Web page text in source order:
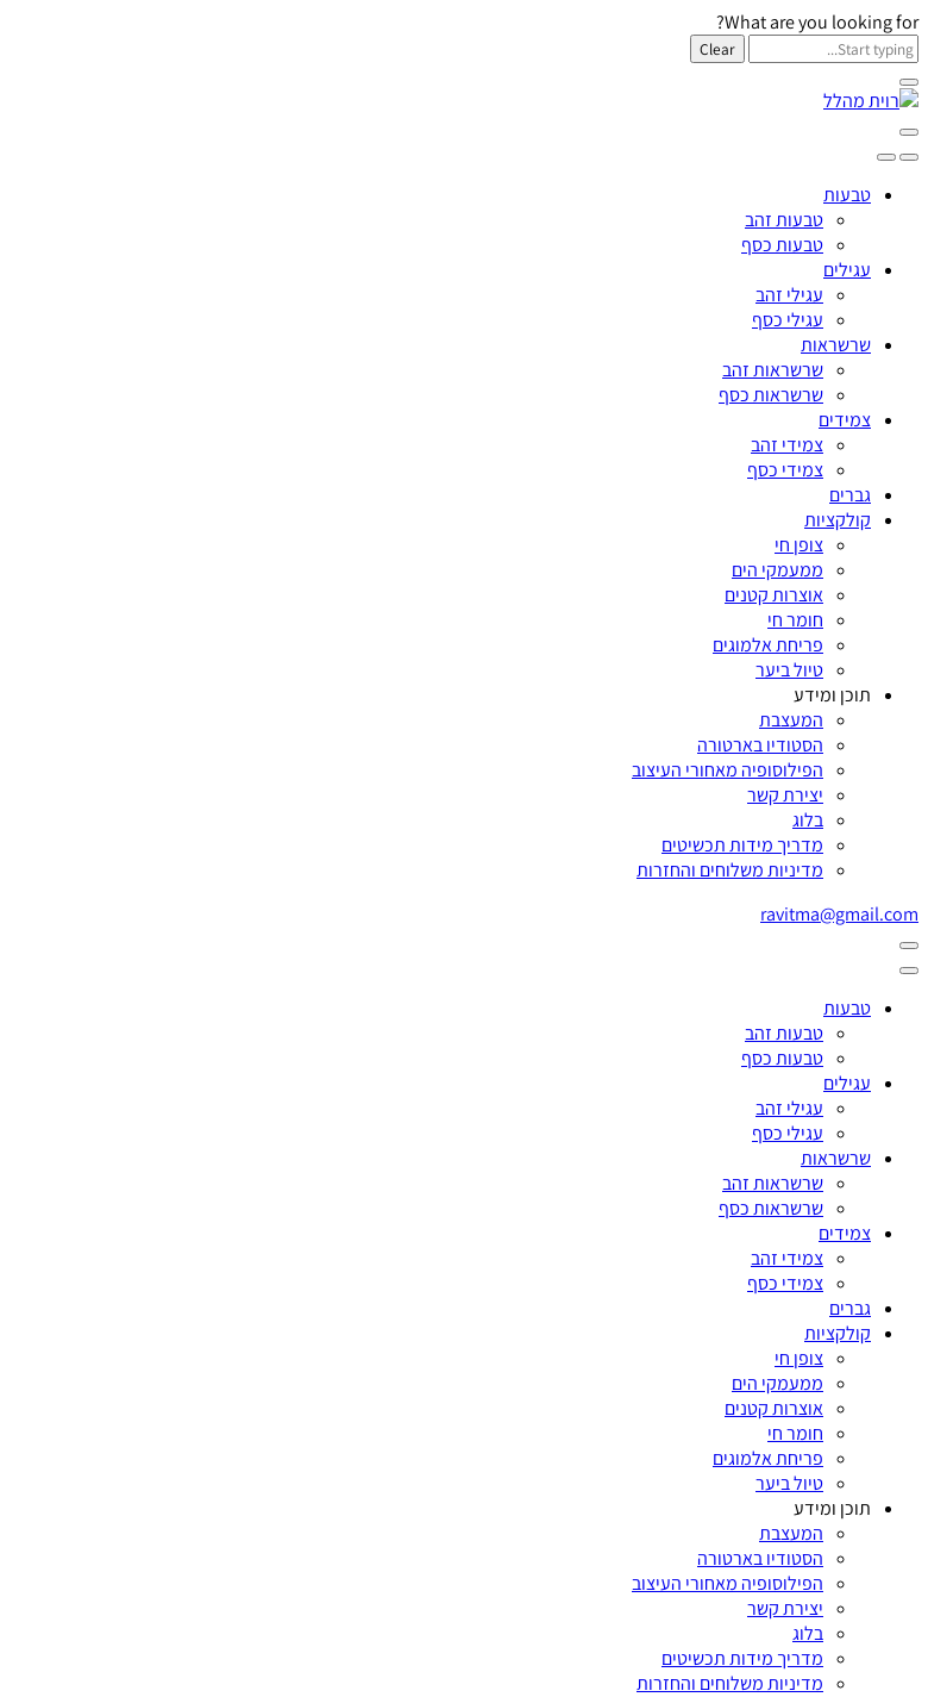
What are you looking for?
Clear
טבעות
טבעות זהב
טבעות כסף
עגילים
עגילי זהב
עגילי כסף
שרשראות
שרשראות זהב
שרשראות כסף
צמידים
צמידי זהב
צמידי כסף
גברים
קולקציות
צופן חי
ממעמקי הים
אוצרות קטנים
חומר חי
פריחת אלמוגים
טיול ביער
תוכן ומידע
המעצבת
הסטודיו בארטורה
הפילוסופיה מאחורי העיצוב
יצירת קשר
בלוג
מדריך מידות תכשיטים
מדיניות משלוחים והחזרות
ravitma@gmail.com
טבעות
טבעות זהב
טבעות כסף
עגילים
עגילי זהב
עגילי כסף
שרשראות
שרשראות זהב
שרשראות כסף
צמידים
צמידי זהב
צמידי כסף
גברים
קולקציות
צופן חי
ממעמקי הים
אוצרות קטנים
חומר חי
פריחת אלמוגים
טיול ביער
תוכן ומידע
המעצבת
הסטודיו בארטורה
הפילוסופיה מאחורי העיצוב
יצירת קשר
בלוג
מדריך מידות תכשיטים
מדיניות משלוחים והחזרות